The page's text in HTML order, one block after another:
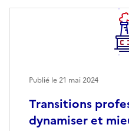
Transitions
dynamiser et
Publié le21 mai 2024